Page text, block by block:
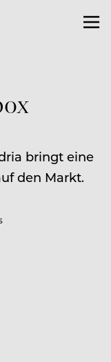
bringt eine
den Markt.